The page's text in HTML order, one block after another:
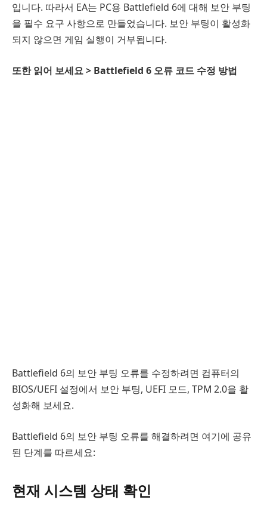
입니다. 따라서 EA는 PC용 Battlefield 6에 대해 보안 부팅
을 필수 요구 사항으로 만들었습니다. 보안 부팅이 활성화
되지 않으면 게임 실행이 거부됩니다.
또한 읽어 보세요 > Battlefield 6 오류 코드 수정 방법
Battlefield 6의 보안 부팅 오류를 수정하려면 컴퓨터의
BIOS/UEFI 설정에서 보안 부팅, UEFI 모드, TPM 2.0을 활
성화해 보세요.
Battlefield 6의 보안 부팅 오류를 해결하려면 여기에 공유
된 단계를 따르세요:
현재 시스템 상태 확인